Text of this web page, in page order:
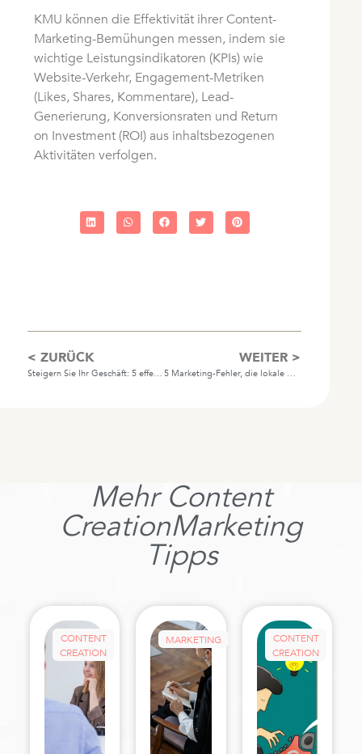
KMU können die Effektivität ihrer Content-
Marketing-Bemühungen messen, indem sie
wichtige Leistungsindikatoren (KPIs) wie
Website-Verkehr, Engagement-Metriken
(Likes, Shares, Kommentare), Lead-
Generierung, Konversionsraten und Return
on Investment (ROI) aus inhaltsbezogenen
Aktivitäten verfolgen.
< ZURÜCK
Steigern Sie Ihr Geschäft: 5 effektive E-Mail-Marketing-Strategien
WEITER >
5 Marketing-Fehler, die lokale Unternehmen machen (und wie man sie behebt)
MehrContent
CreationMarketing
Tipps
CONTENT
CREATION
MARKETING
CONTENT
CREATION